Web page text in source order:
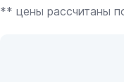
** цены рассчитаны